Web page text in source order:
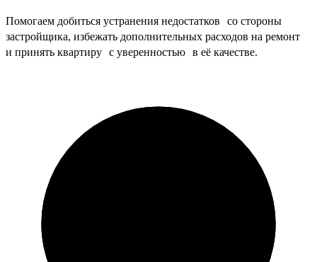
Помогаем добиться устранения недостатков со стороны
застройщика, избежать дополнительных расходов на ремонт
и принять квартиру с уверенностью в её качестве.